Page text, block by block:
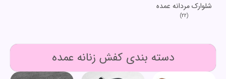
شلوارک مردانه عمده
(22)
دسته بندی کفش زنانه عمده